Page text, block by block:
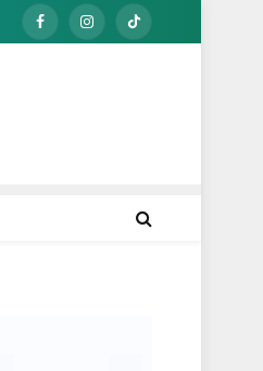
FacebookInstagramTikTok